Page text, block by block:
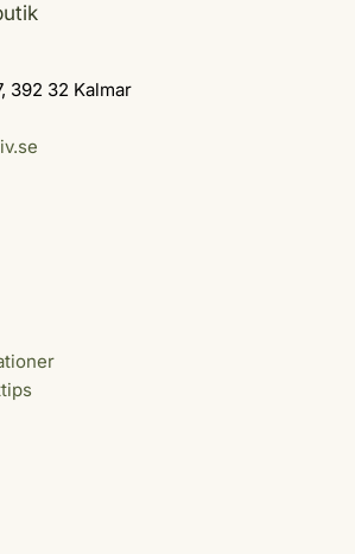
392 32 Kalmar